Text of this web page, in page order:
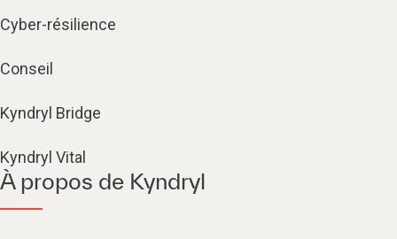
Cyber-résilience
Conseil
Kyndryl Bridge
Kyndryl Vital
À propos de Kyndryl